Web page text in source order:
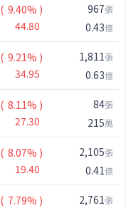
( 9.40% )
44.80
967張
0.43億
( 9.21% )
34.95
1,811張
0.63億
( 8.11% )
27.30
84張
215萬
( 8.07% )
19.40
2,105張
0.41億
( 7.79% ) 2,761張